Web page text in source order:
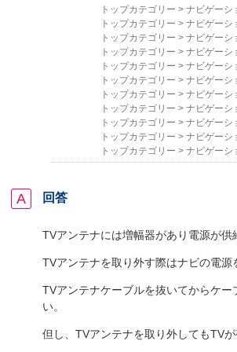
トップカテゴリー > ナビゲーシ
トップカテゴリー > ナビゲーシ
トップカテゴリー > ナビゲーシ
トップカテゴリー > ナビゲーシ
トップカテゴリー > ナビゲーシ
トップカテゴリー > ナビゲーシ
トップカテゴリー > ナビゲーシ
トップカテゴリー > ナビゲーシ
トップカテゴリー > ナビゲーシ
トップカテゴリー > ナビゲーシ
トップカテゴリー > ナビゲーシ
回答
TVアンテナには増幅器があり電源が供
TVアンテナを取り外す際はナビの電
TVアンテナケーブルを抜いてからケ
い。
但し、TVアンテナを取り外してもTV